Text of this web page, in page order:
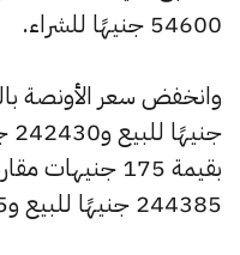
54600 جنيهًا للشراء.
بقيمة 175
244385 جنيهًا للبيع و242605 جنيهًا للشراء.